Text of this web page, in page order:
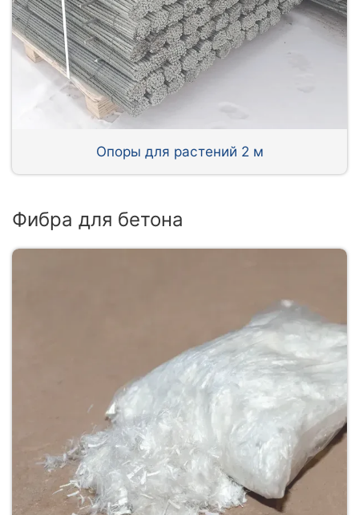
Опоры для растений 2 м
Фибра для бетона